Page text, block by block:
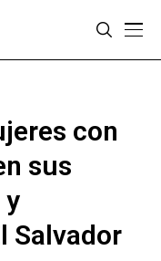
con
sus
y
Salvador